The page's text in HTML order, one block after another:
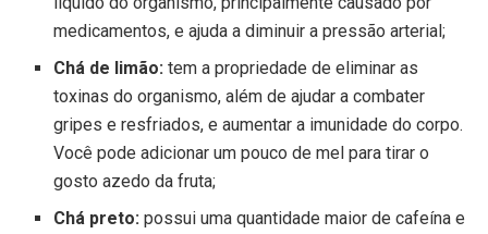
medicamentos, e ajuda a diminuir a pressão arterial;
Chá de limão:tem a propriedade de eliminar as
toxinas do organismo, além de ajudar a combater
gripes e resfriados, e aumentar a imunidade do corpo.
Você pode adicionar um pouco de mel para tirar o
gosto azedo da fruta;
Chá preto: possui uma quantidade maior de cafeína e